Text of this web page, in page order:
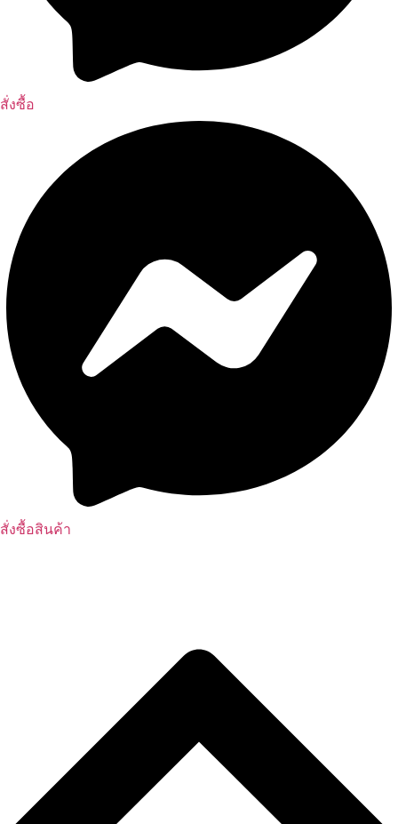
สั่งซื้อ
สั่งซื้อสินค้า